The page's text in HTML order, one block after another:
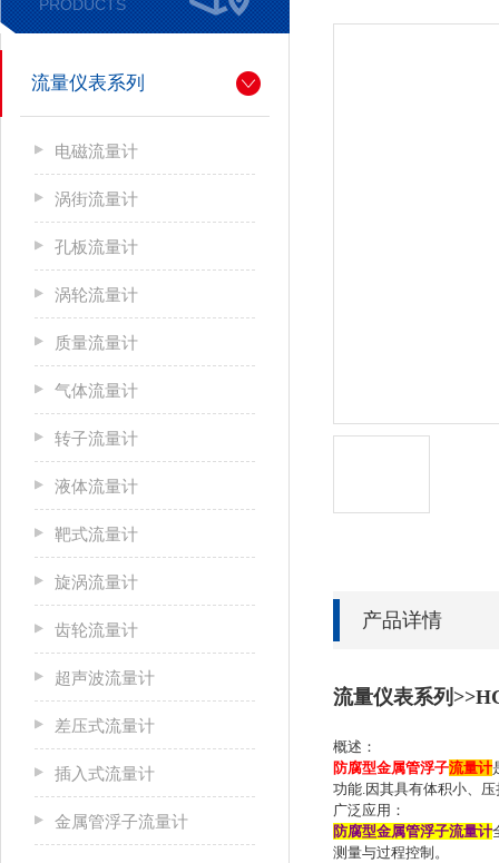
PRODUCTS
流量仪表系列
电磁流量计
涡街流量计
孔板流量计
涡轮流量计
质量流量计
气体流量计
转子流量计
液体流量计
靶式流量计
旋涡流量计
齿轮流量计
超声波流量计
差压式流量计
插入式流量计
金属管浮子流量计
产品详情
流量仪表系列
概述：
防腐型金属管浮子流量计
功能. 因其具有体积小、
广泛应用：
防腐型金属管浮子流量计
测量与过程控制。